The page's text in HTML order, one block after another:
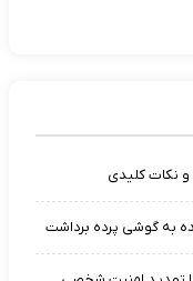
نکات کلیدی
به گوشی پرده برداشت